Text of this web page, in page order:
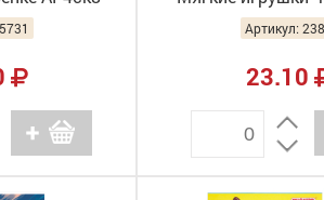
80)
АР4ск8 08580
Артикул:
23.10